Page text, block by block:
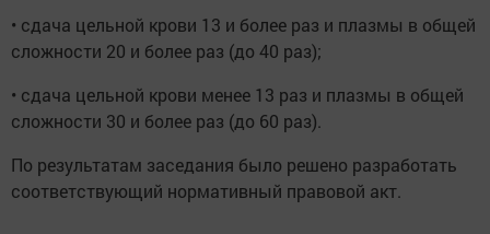
• сдача цельной крови 13 и более раз и плазмы в общей
сложности 20 и более раз (до 40 раз);
• сдача цельной крови менее 13 раз и плазмы в общей
сложности 30 и более раз (до 60 раз).
По результатам заседания было решено разработать
соответствующий нормативный правовой акт.